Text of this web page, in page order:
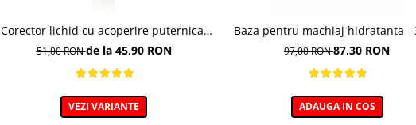
Corector lichid cu acoperire puternica,
40 Golden Beige - 9ml
51,00 RONde la 45,90 RON
VEZI VARIANTE
Baza pentru machiaj hidratanta -
97,00 RON87,30 RON
ADAUGA IN COS